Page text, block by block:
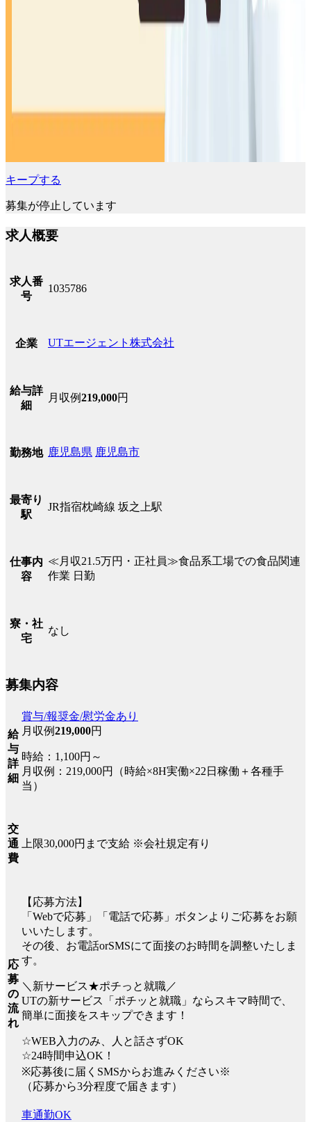
キープする
募集が停止しています
求人概要
求人番
号
1035786
企業 UTエージェント株式会社
給与詳
細
月収例219,000円
勤務地 鹿児島県 鹿児島市
最寄り
駅
JR指宿枕崎線 坂之上駅
仕事内
容
≪月収21.5万円・正社員≫食品系工場での食品関連
作業 日勤
寮・社
宅
なし
募集内容
給
与
詳
細
賞与/報奨金/慰労金あり
月収例219,000円
時給：1,100円～
月収例：219,000円（時給×8H実働×22日稼働＋各種手
当）
交
通
費
上限30,000円まで支給 ※会社規定有り
応
募
の
流
れ
【応募方法】
「Webで応募」「電話で応募」ボタンよりご応募をお願
いいたします。
その後、お電話orSMSにて面接のお時間を調整いたしま
す。
＼新サービス★ポチっと就職／
UTの新サービス「ポチッと就職」ならスキマ時間で、
簡単に面接をスキップできます！
☆WEB入力のみ、人と話さずOK
☆24時間申込OK！
※応募後に届くSMSからお進みください※
（応募から3分程度で届きます）
車通勤OK